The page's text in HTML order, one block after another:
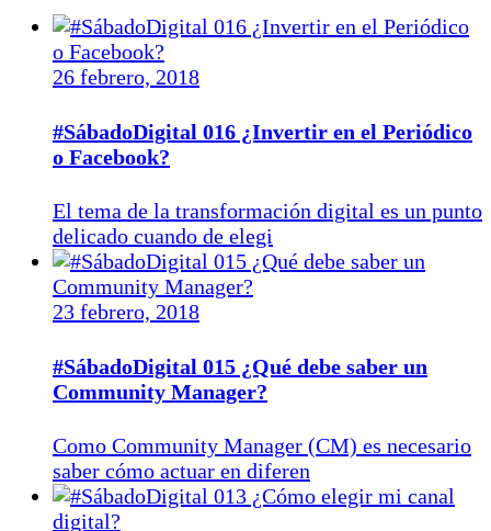
26 febrero, 2018
#SábadoDigital 016 ¿Invertir en el Periódico
o Facebook?
El tema de la transformación digital es un punto
delicado cuando de elegi
23 febrero, 2018
#SábadoDigital 015 ¿Qué debe saber un
Community Manager?
Como Community Manager (CM) es necesario
saber cómo actuar en diferen